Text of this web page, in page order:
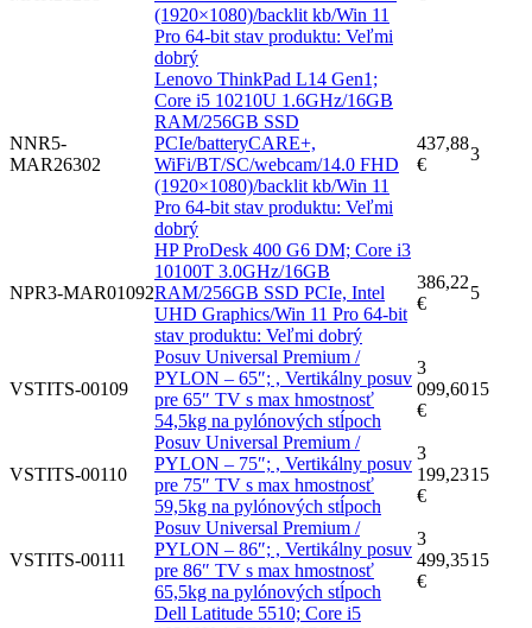
(1920×1080)/backlit kb/Win 11
Pro 64-bit stav produktu: Veľmi
dobrý
NNR5-
MAR26302
Lenovo ThinkPad L14 Gen1;
Core i5 10210U 1.6GHz/16GB
RAM/256GB SSD
PCIe/batteryCARE+,
WiFi/BT/SC/webcam/14.0 FHD
(1920×1080)/backlit kb/Win 11
Pro 64-bit stav produktu: Veľmi
dobrý
437,88
€
3
NPR3-MAR01092
HP ProDesk 400 G6 DM; Core i3
10100T 3.0GHz/16GB
RAM/256GB SSD PCIe, Intel
UHD Graphics/Win 11 Pro 64-bit
stav produktu: Veľmi dobrý
386,22
€
5
VSTITS-00109
Posuv Universal Premium /
PYLON – 65″; , Vertikálny posuv
pre 65″ TV s max hmostnosť
54,5kg na pylónových stĺpoch
3
099,60
€
15
VSTITS-00110
Posuv Universal Premium /
PYLON – 75″; , Vertikálny posuv
pre 75″ TV s max hmostnosť
59,5kg na pylónových stĺpoch
3
199,23
€
15
VSTITS-00111
Posuv Universal Premium /
PYLON – 86″; , Vertikálny posuv
pre 86″ TV s max hmostnosť
65,5kg na pylónových stĺpoch
3
499,35
€
15
Dell Latitude 5510; Core i5